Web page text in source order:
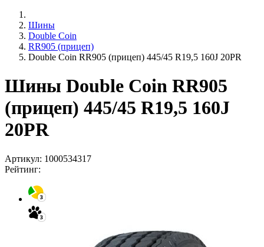
Шины
Double Coin
RR905 (прицеп)
Double Coin RR905 (прицеп) 445/45 R19,5 160J 20PR
Шины Double Coin RR905
(прицеп) 445/45 R19,5 160J
20PR
Артикул: 1000534317
Рейтинг: